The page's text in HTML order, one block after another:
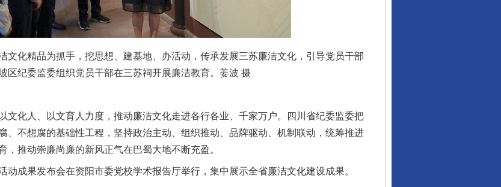
化精品为抓手，挖思想、建基地、办活动，传承发展三苏廉洁文化，引导党员干部
区纪委监委组织党员干部在三苏祠开展廉洁教育。姜波 摄
化人、以文育人力度，推动廉洁文化走进各行各业、千家万户。四川省纪委监委把
、不想腐的基础性工程，坚持政治主动、组织推动、品牌驱动、机制联动，统筹推进
推动崇廉尚廉的新风正气在巴蜀大地不断充盈。
成果发布会在资阳市委党校学术报告厅举行，集中展示全省廉洁文化建设成果。